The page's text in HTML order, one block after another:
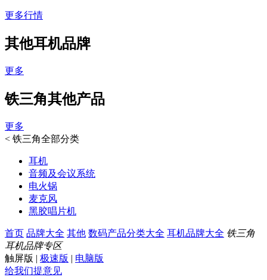
更多行情
其他耳机品牌
更多
铁三角其他产品
更多
< 铁三角全部分类
耳机
音频及会议系统
电火锅
麦克风
黑胶唱片机
首页 品牌大全 其他 数码产品分类大全 耳机品牌大全 铁三角
耳机品牌专区
触屏版 | 极速版 | 电脑版
给我们提意见